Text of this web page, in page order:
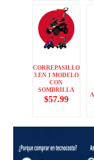
CORREPASILLO
3 EN 1 MODELO
CON
SOMBRILLA
$57.99